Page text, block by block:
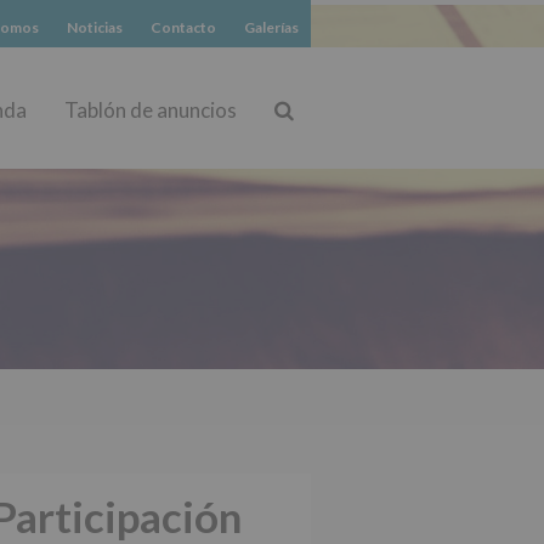
Noticias Contacto Galerías
Tablón de anuncios